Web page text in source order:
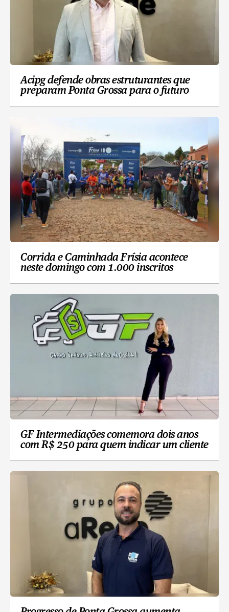
Acipg defende obras estruturantes que
preparam Ponta Grossa para o futuro
Corrida e Caminhada Frísia acontece
neste domingo com 1.000 inscritos
GF Intermediações comemora dois anos
com R$ 250 para quem indicar um cliente